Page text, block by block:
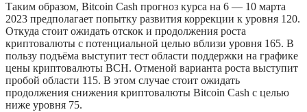
Таким образом, Bitcoin Cash прогноз курса на 6 — 10 марта
2023 предполагает попытку развития коррекции к уровня 120.
Откуда стоит ожидать отскок и продолжения роста
криптовалюты с потенциальной целью вблизи уровня 165. В
пользу подъёма выступит тест области поддержки на графике
цены криптовалюты BCH. Отменой варианта роста выступит
пробой области 115. В этом случае стоит ожидать
продолжения снижения криптовалюты Bitcoin Cash с целью
ниже уровня 75.